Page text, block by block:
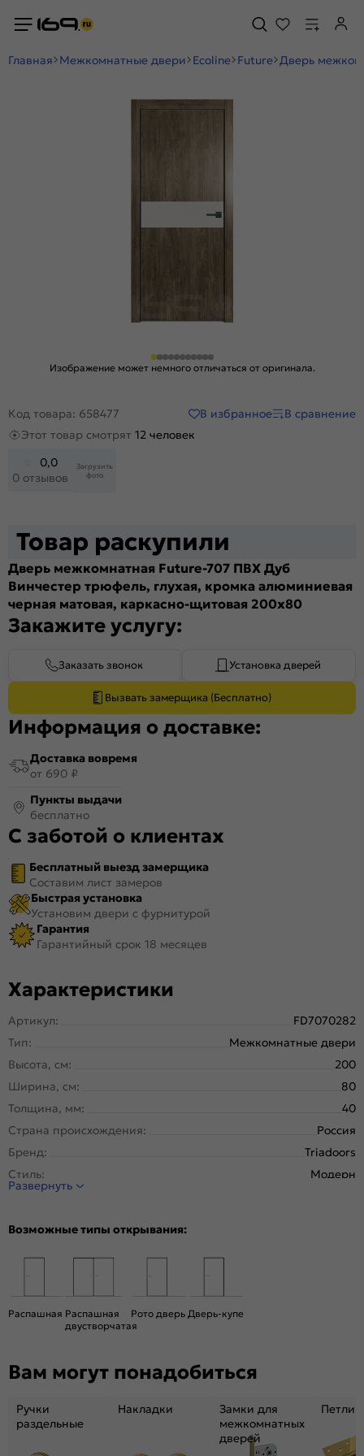
Главная Межкомнатные двери Ecoline Future Дверь
Изображение может немного отличаться от оригинала.
Код товара: 658477 В избранное
В сравнение
Этот товар смотрят 12 человек
0,0
0 отзывов
Загрузить
фото
Товар раскупили
Дверь межкомнатная Future-707 ПВХ Дуб
Винчестер трюфель, глухая, кромка алюминиевая
черная матовая, каркасно-щитовая 200x80
Закажите услугу:
Заказать звонок Установка дверей
Вызвать замерщика (Бесплатно)
Информация о доставке:
Доставка вовремя
от 690 ₽
Пункты выдачи
бесплатно
С заботой о клиентах
Бесплатный выезд замерщика
Составим лист замеров
Быстрая установка
Установим двери с фурнитурой
Гарантия
Гарантийный срок 18 месяцев
Характеристики
Артикул:
FD7070282
Тип:
Межкомнатные двери
Высота, см:
200
Ширина, см:
80
Толщина, мм:
40
Страна происхождения:
Россия
Бренд:
Triadoors
Стиль:
Модерн
Тип двери:
Цвет:
Дуб Винчестер трюфель
Тип коробки:
Кромка:
Алюминиевая черная матовая
гладкая, матовая
Развернуть
Возможные типы открывания:
Распашная Распашная
двустворчатая
Рото дверь Дверь-купе
Вам могут понадобиться
Ручки
раздельные
Накладки
Замки для
межкомнатных
дверей
Петли